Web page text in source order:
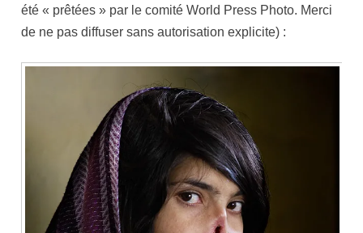
été « prêtées » par le comité World Press Photo. Merci
de ne pas diffuser sans autorisation explicite) :